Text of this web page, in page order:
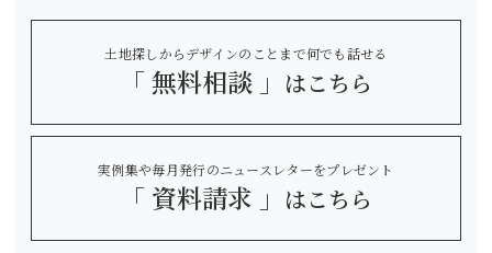
土地探しからデザインのことまで何でも話せる
「 無料相談 」 はこちら
実例集や毎月発行のニュースレターをプレゼント
「 資料請求 」 はこちら